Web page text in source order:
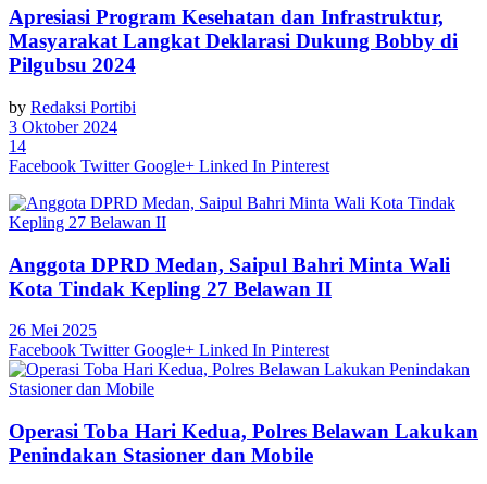
Apresiasi Program Kesehatan dan Infrastruktur,
Masyarakat Langkat Deklarasi Dukung Bobby di
Pilgubsu 2024
by Redaksi Portibi
3 Oktober 2024
14
Facebook Twitter Google+ Linked In Pinterest
Anggota DPRD Medan, Saipul Bahri Minta Wali
Kota Tindak Kepling 27 Belawan II
26 Mei 2025
Facebook Twitter Google+ Linked In Pinterest
Operasi Toba Hari Kedua, Polres Belawan Lakukan
Penindakan Stasioner dan Mobile